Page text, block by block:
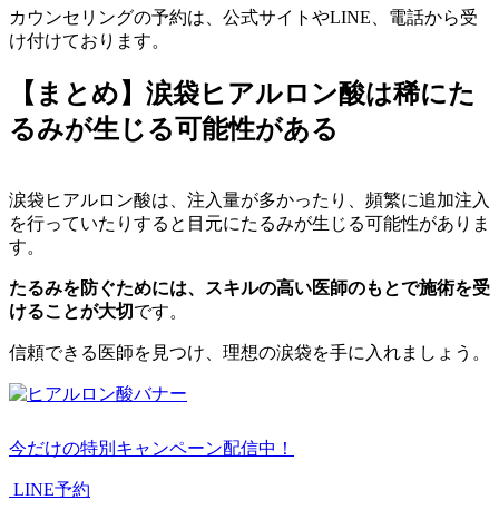
カウンセリングの予約は、公式サイトやLINE、電話から受
け付けております。
【まとめ】涙袋ヒアルロン酸は稀にた
るみが生じる可能性がある
涙袋ヒアルロン酸は、注入量が多かったり、頻繁に追加注入
を行っていたりすると目元にたるみが生じる可能性がありま
す。
たるみを防ぐためには、スキルの高い医師のもとで施術を受
けることが大切です。
信頼できる医師を見つけ、理想の涙袋を手に入れましょう。
今だけの特別キャンペーン配信中！
LINE予約